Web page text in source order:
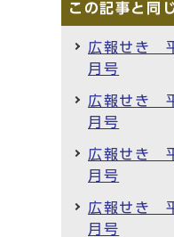
この記事と同
広報せき
月号
広報せき
月号
広報せき
月号
広報せき
月号